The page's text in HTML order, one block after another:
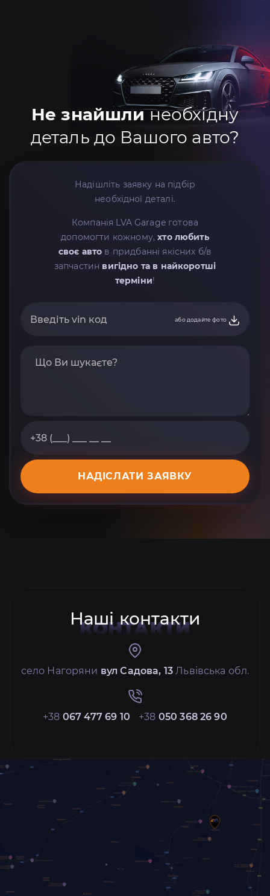
Не знайшлинеобхідну
деталь до Вашого авто?
Надішліть заявку на підбір
необхідної деталі.
Компанія LVA Garage готова
допомогти кожному,хто любить
своє авто в придбанні якісних б/в
запчастин вигідно та в найкоротші
терміни!
або додайте фото
НАДІСЛАТИ ЗАЯВКУ
Наші контакти
КОНТАКТИ
село Нагоряни вул Садова, 13 Львівська обл.
+38 067 477 69 10 +38 050 368 26 90